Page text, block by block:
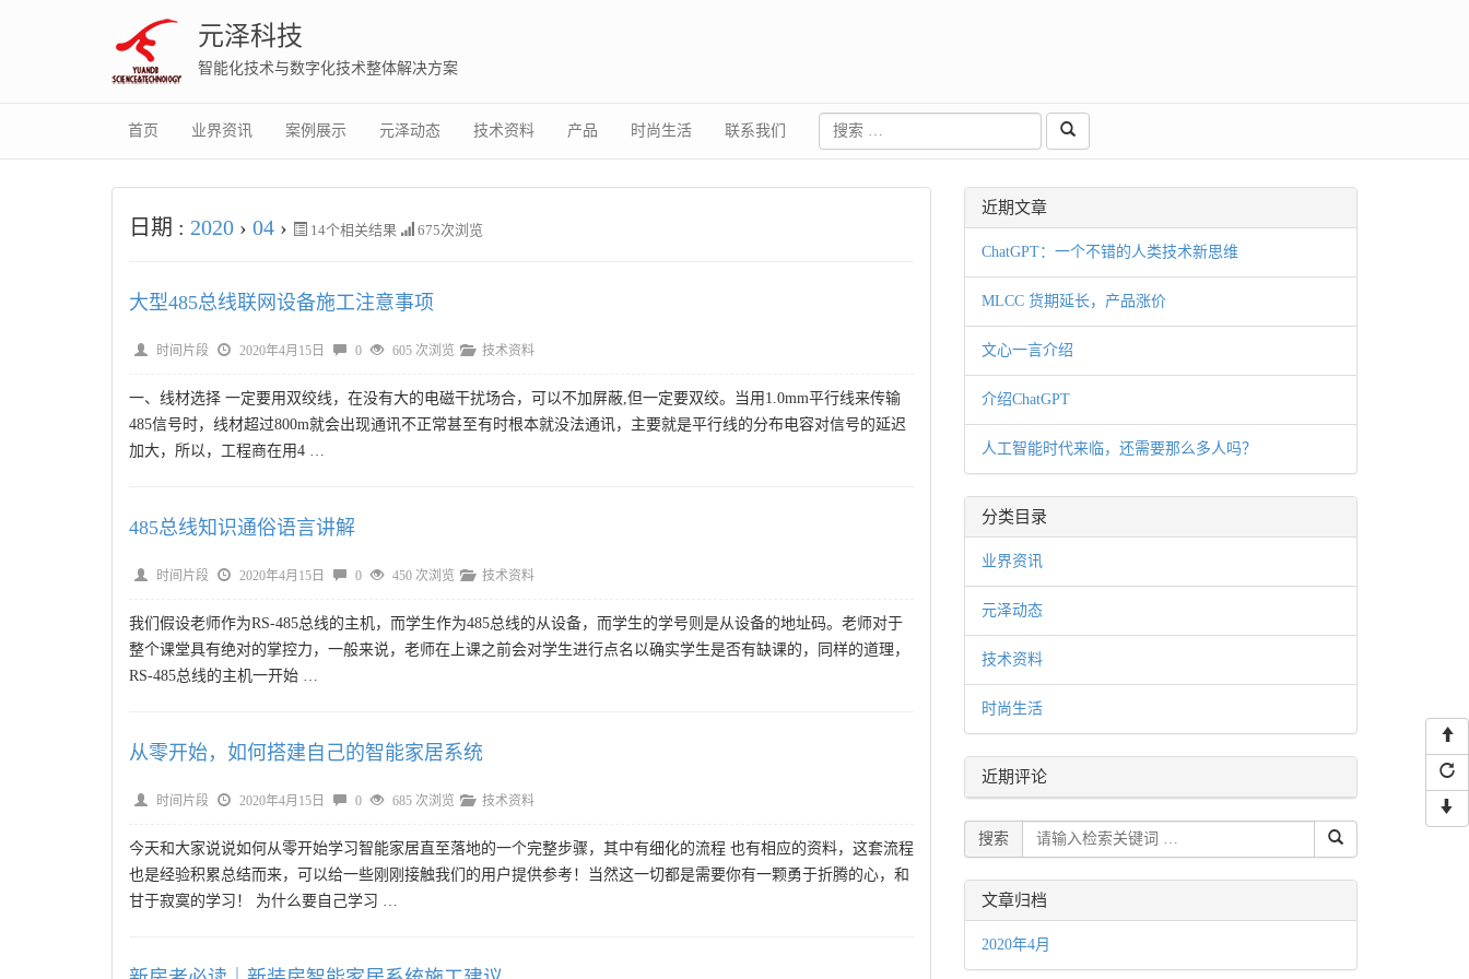
元泽科技
智能化技术与数字化技术整体解决方案
首页 业界资讯 案例展示 元泽动态 技术资料 产品 时尚生活 联系我们
日期 : 2020 › 04 › 14个相关结果 675次浏览
大型485总线联网设备施工注意事项
时间片段 2020年4月15日 0 605 次浏览 技术资料
一、线材选择 一定要用双绞线，在没有大的电磁干扰场合，可以不加屏蔽,但一定要双绞。当用1.0mm平行线来传输
485信号时，线材超过800m就会出现通讯不正常甚至有时根本就没法通讯，主要就是平行线的分布电容对信号的延迟
加大，所以，工程商在用4 …
485总线知识通俗语言讲解
时间片段 2020年4月15日 0 450 次浏览 技术资料
我们假设老师作为RS-485总线的主机，而学生作为485总线的从设备，而学生的学号则是从设备的地址码。老师对于
整个课堂具有绝对的掌控力，一般来说，老师在上课之前会对学生进行点名以确实学生是否有缺课的，同样的道理，
RS-485总线的主机一开始 …
从零开始，如何搭建自己的智能家居系统
时间片段 2020年4月15日 0 685 次浏览 技术资料
今天和大家说说如何从零开始学习智能家居直至落地的一个完整步骤，其中有细化的流程 也有相应的资料，这套流程
也是经验积累总结而来，可以给一些刚刚接触我们的用户提供参考！当然这一切都是需要你有一颗勇于折腾的心，和
甘于寂寞的学习！ 为什么要自己学习 …
近期文章
ChatGPT：一个不错的人类技术新思维
MLCC 货期延长，产品涨价
文心一言介绍
介绍ChatGPT
人工智能时代来临，还需要那么多人吗？
分类目录
业界资讯
元泽动态
技术资料
时尚生活
近期评论
搜索
文章归档
2020年4月